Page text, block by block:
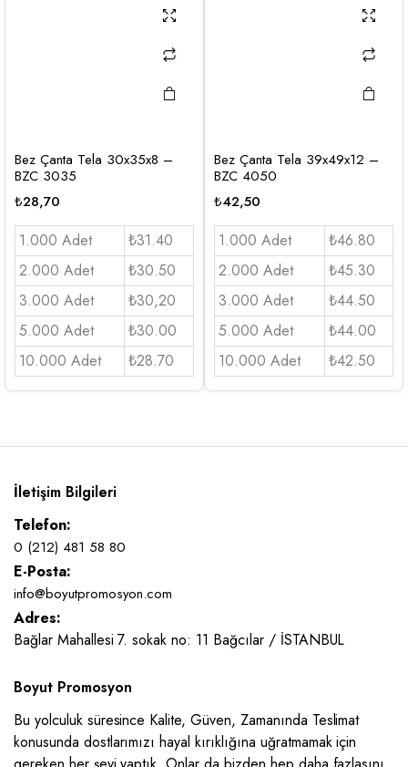
Bez Çanta Tela 30x35x8 –
BZC 3035
₺28,70
1.000 Adet
₺31.40
2.000 Adet
₺30.50
3.000 Adet
₺30,20
5.000 Adet
₺30.00
10.000 Adet
₺28.70
Bez Çanta Tela 39x49x12 –
BZC 4050
₺42,50
1.000 Adet
₺46.80
2.000 Adet
₺45.30
3.000 Adet
₺44.50
5.000 Adet
₺44.00
10.000 Adet
₺42.50
İletişim Bilgileri
Telefon:
0 (212) 481 58 80
E-Posta:
info@boyutpromosyon.com
Adres:
Bağlar Mahallesi 7. sokak no: 11 Bağcılar / İSTANBUL
Boyut Promosyon
Bu yolculuk süresince Kalite, Güven, Zamanında Teslimat
konusunda dostlarımızı hayal kırıklığına uğratmamak için